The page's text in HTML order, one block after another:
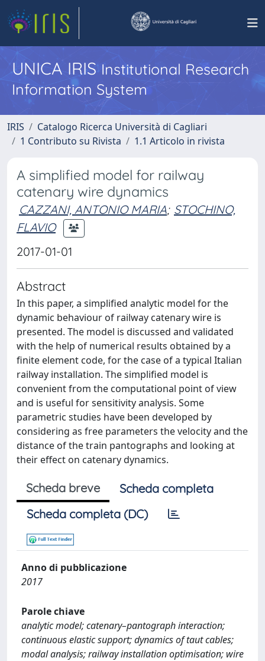
UNICA IRISInstitutional Research
Information System
IRIS
Catalogo Ricerca Università di Cagliari
1 Contributo su Rivista
1.1 Articolo in rivista
A simplified model for railway
catenary wire dynamics
CAZZANI, ANTONIO MARIA; STOCHINO,
FLAVIO
2017-01-01
Abstract
In this paper, a simplified analytic model for the
dynamic behaviour of railway catenary wire is
presented. The model is discussed and validated
with the help of numerical results obtained by a
finite element code, for the case of a typical Italian
railway installation. The simplified model is
convenient from the computational point of view
and is useful for sensitivity analysis. Some
parametric studies have been developed by
considering as free parameters the velocity and the
distance of the train pantographs and looking at
their effect on catenary dynamics.
Scheda breve
Scheda completa
Scheda completa (DC)
Anno di pubblicazione
2017
Parole chiave
analytic model; catenary–pantograph interaction;
continuous elastic support; dynamics of taut cables;
modal analysis; railway installation optimisation; wire